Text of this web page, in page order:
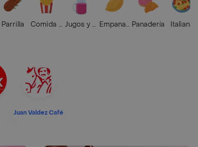
Parrilla Comida RápidaJugos y BatidosEmpanadasPanadería Italiana
Juan Valdez Café